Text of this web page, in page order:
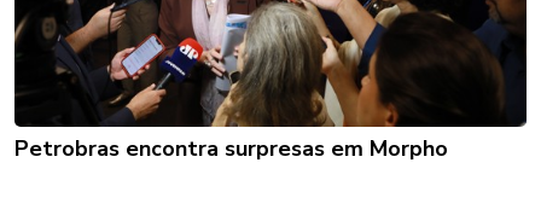
Petrobras encontra surpresas em Morpho